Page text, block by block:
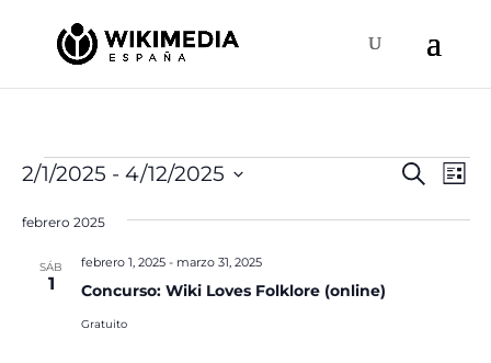
Eventos Buscar
de
Lista
2/1/2025 - 4/12/2025
la
febrero 2025
SÁB
1 Concurso: Wiki Loves Folklore (online)
febrero 1, 2025- marzo 31, 2025
Gratuito